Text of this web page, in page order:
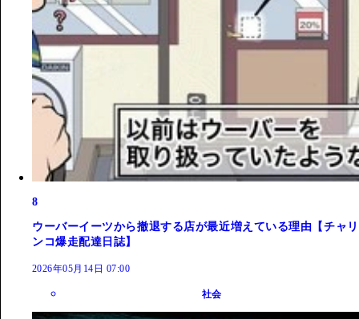
8
ウーバーイーツから撤退する店が最近増えている理由【チャリ
ンコ爆走配達日誌】
2026年05月14日 07:00
社会